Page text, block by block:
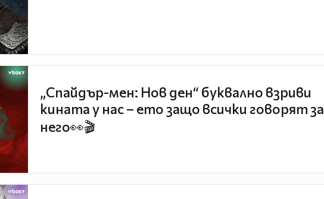
„Спайдър-мен: Нов ден“ буквално взриви
кината у нас – ето защо всички говорят за
него👀🎬